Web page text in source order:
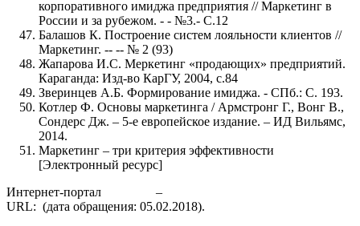
корпоративного имиджа предприятия // Маркетинг в
России и за рубежом. - - №3.- С.12
Балашов К. Построение систем лояльности клиентов //
Маркетинг. -- -- № 2 (93)
Жапарова И.С. Меркетинг «продающих» предприятий.
Караганда: Изд-во КарГУ, 2004, с.84
Зверинцев А.Б. Формирование имиджа. - СПб.: С. 193.
Котлер Ф. Основы маркетинга / Армстронг Г., Вонг В.,
Сондерс Дж. – 5-е европейское издание. – ИД Вильямс,
2014.
Маркетинг – три критерия эффективности
[Электронный ресурс]
Интернет-портал –
URL: (дата обращения: 05.02.2018).